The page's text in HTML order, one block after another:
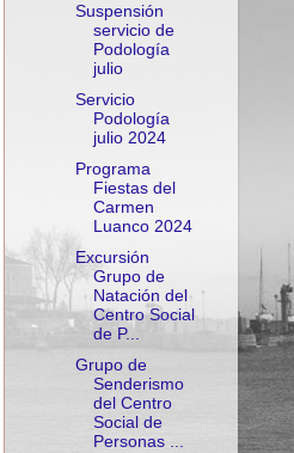
Suspensión
servicio de
Podología
julio
Servicio
Podología
julio 2024
Programa
Fiestas del
Carmen
Luanco 2024
Excursión
Grupo de
Natación del
Centro Social
de P...
Grupo de
Senderismo
del Centro
Social de
Personas ...